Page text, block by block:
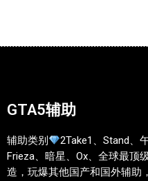
GTA5辅助
辅助类别
2Take1、Stand、
Frieza、暗星、Ox、全球最顶
造，玩爆其他国产和国外辅助